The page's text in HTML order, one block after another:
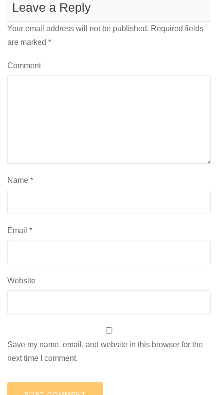
Leave a Reply
Your email address will not be published. Required fields
are marked *
Comment
Name *
Email *
Website
Save my name, email, and website in this browser for the
next time I comment.